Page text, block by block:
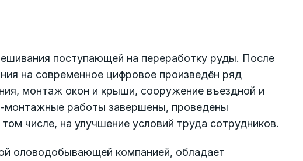
поступающей на переработку руды. После
на современное цифровое произведён ряд
монтаж окон и крыши, сооружение въездной и
монтажные работы завершены, проведены
числе, на улучшение условий труда сотрудников.
оловодобывающей компанией, обладает